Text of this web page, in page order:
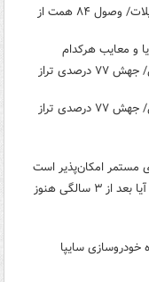
ارتقای ظرفیت بانک صادرات ایران در اعطای تسهیلات/ وصول ۸۴ همت از
و معایب هرکدام
جایگاه نخست بانک ملت در ۱۰ شاخص مهم مالی/ جهش ۷۷ درصدی تراز
جایگاه نخست بانک ملت در ۱۰ شاخص مهم مالی/ جهش ۷۷ درصدی تراز
مستمر امکان‌پذیر است
شیر خشک تا چه سنی برای کودک مناسب است؟ آیا بعد از ۳ سالگی هنوز